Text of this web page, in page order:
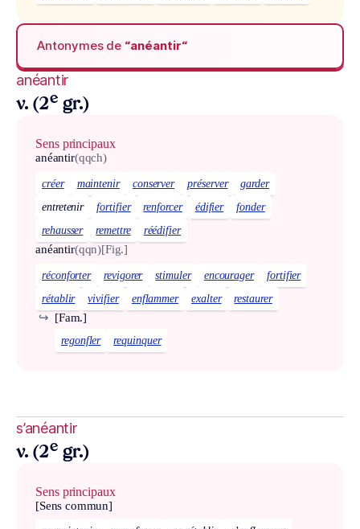
Antonymes de “anéantir“
anéantir
v. (2e gr.)
Sens principaux
anéantir(qqch)
créer maintenir conserver préserver
garder
entretenir
fortifier renforcer édifier
fonder
rehausser
remettre réédifier
anéantir(qqn)[Fig.]
réconforter revigorer stimuler encourager
fortifier
rétablir
vivifier enflammer exalter restaurer
[Fam.]
↪
regonfler requinquer
s’anéantir
v. (2e gr.)
Sens principaux
[Sens commun]